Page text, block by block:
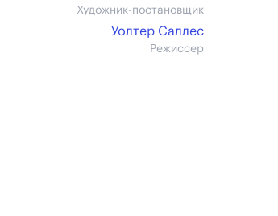
Художник-постановщик
Уолтер Саллес
Режиссер